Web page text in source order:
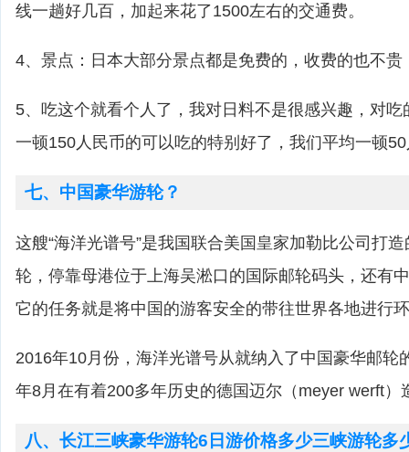
线一趟好几百，加起来花了1500左右的交通费。
4、景点：日本大部分景点都是免费的，收费的也不贵
5、吃这个就看个人了，我对日料不是很感兴趣，对
一顿150人民币的可以吃的特别好了，我们平均一顿
七、中国豪华游轮？
这艘“海洋光谱号”是我国联合美国皇家加勒比公司打
轮，停靠母港位于上海吴淞口的国际邮轮码头，还有
它的任务就是将中国的游客安全的带往世界各地进行
2016年10月份，海洋光谱号从就纳入了中国豪华邮轮
年8月在有着200多年历史的德国迈尔（meyer werft）
八、长江三峡豪华游轮6日游价格多少三峡游轮多